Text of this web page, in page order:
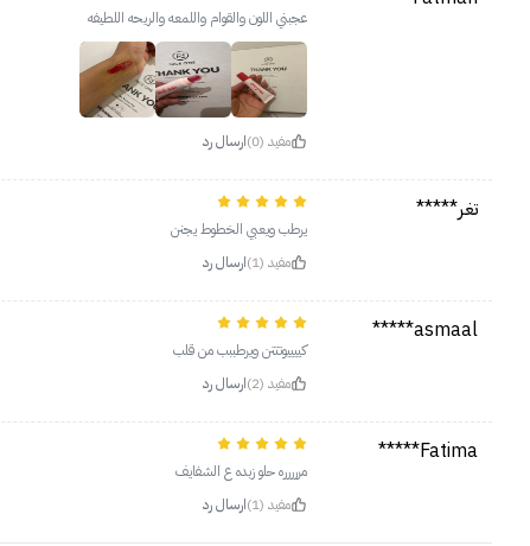
عجبني اللون والقوام واللمعه والريحه اللطيفه
مفيد (0) ارسال رد
تغر*****
يرطب ويعبي الخطوط يجنن
مفيد (1)
ارسال رد
asmaal*****
كييييوتتتن ويرطببب من قلب
مفيد (2)
ارسال رد
Fatima*****
مررررره حلو زبده ع الشفايف
مفيد (1)
ارسال رد